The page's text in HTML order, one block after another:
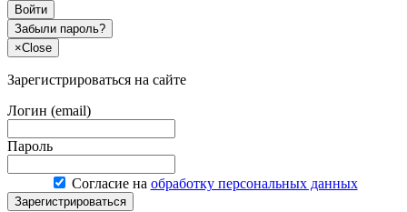
Войти
Забыли пароль?
×Close
Зарегистрироваться на сайте
Логин (email)
Пароль
Согласие на обработку персональных данных
Зарегистрироваться